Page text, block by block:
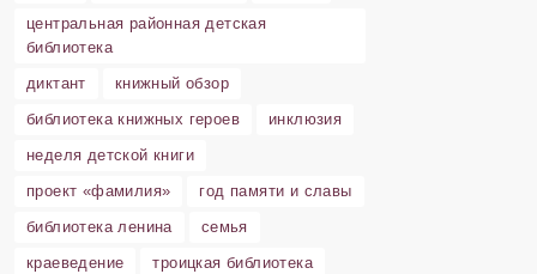
центральная районная детская
библиотека
диктант
книжный обзор
библиотека книжных героев
инклюзия
неделя детской книги
проект «фамилия»
год памяти и славы
библиотека ленина
семья
краеведение
троицкая библиотека